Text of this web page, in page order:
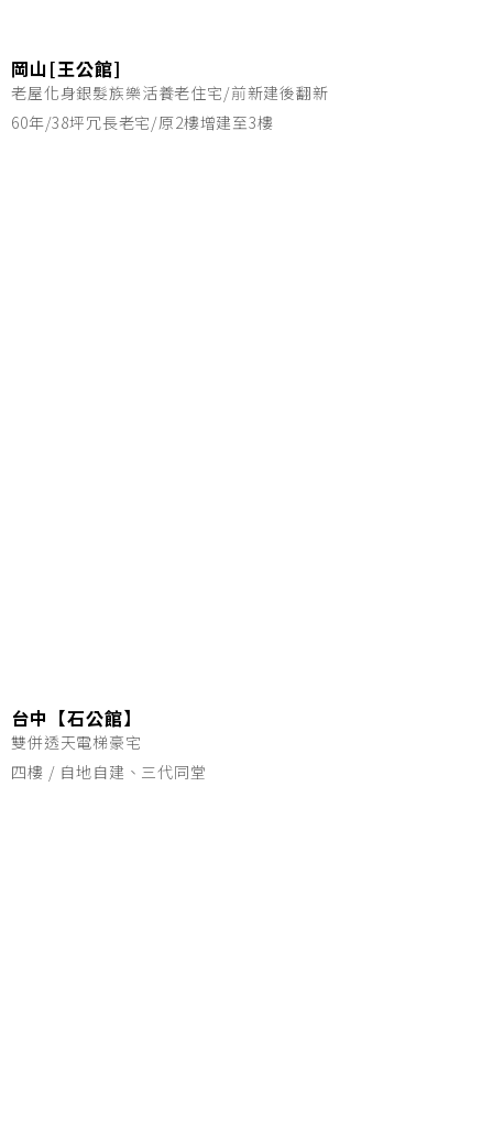
岡山[王公館]
老屋化身銀髮族樂活養老住宅/前新建後翻新
60年/38坪冗長老宅/原2樓增建至3樓
台中【石公館】
雙併透天電梯豪宅
四樓 / 自地自建、三代同堂